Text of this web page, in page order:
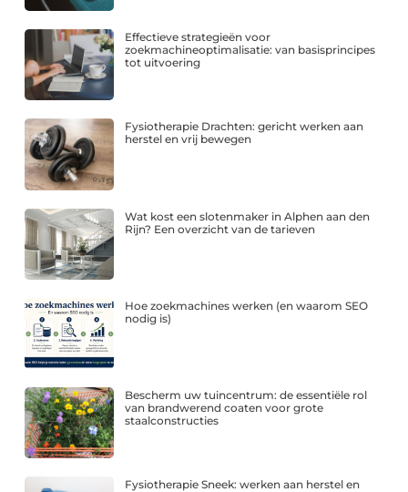
Effectieve strategieën voor
zoekmachineoptimalisatie: van basisprincipes
tot uitvoering
Fysiotherapie Drachten: gericht werken aan
herstel en vrij bewegen
Wat kost een slotenmaker in Alphen aan den
Rijn? Een overzicht van de tarieven
Hoe zoekmachines werken (en waarom SEO
nodig is)
Bescherm uw tuincentrum: de essentiële rol
van brandwerend coaten voor grote
staalconstructies
Fysiotherapie Sneek: werken aan herstel en